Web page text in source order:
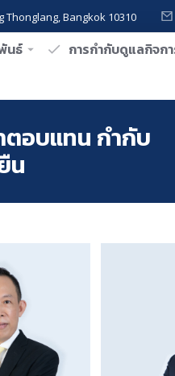
Thonglang, Bangkok 10310
นธ์ การกำกับดูแลกิจก
ตอบแทน กำกับ
น